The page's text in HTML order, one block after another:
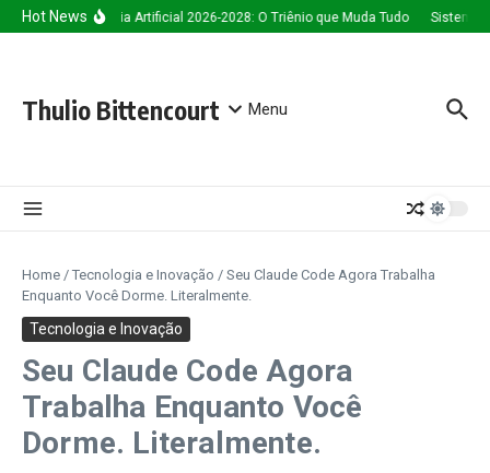
Ir para o conteúdo
Hot News
Inteligência Artificial 2026-2028: O Triênio que Muda Tudo Sistema
Thulio Bittencourt Menu
Home / Tecnologia e Inovação / Seu Claude Code Agora Trabalha
Enquanto Você Dorme. Literalmente.
Tecnologia e Inovação
Seu Claude Code Agora
Trabalha Enquanto Você
Dorme. Literalmente.